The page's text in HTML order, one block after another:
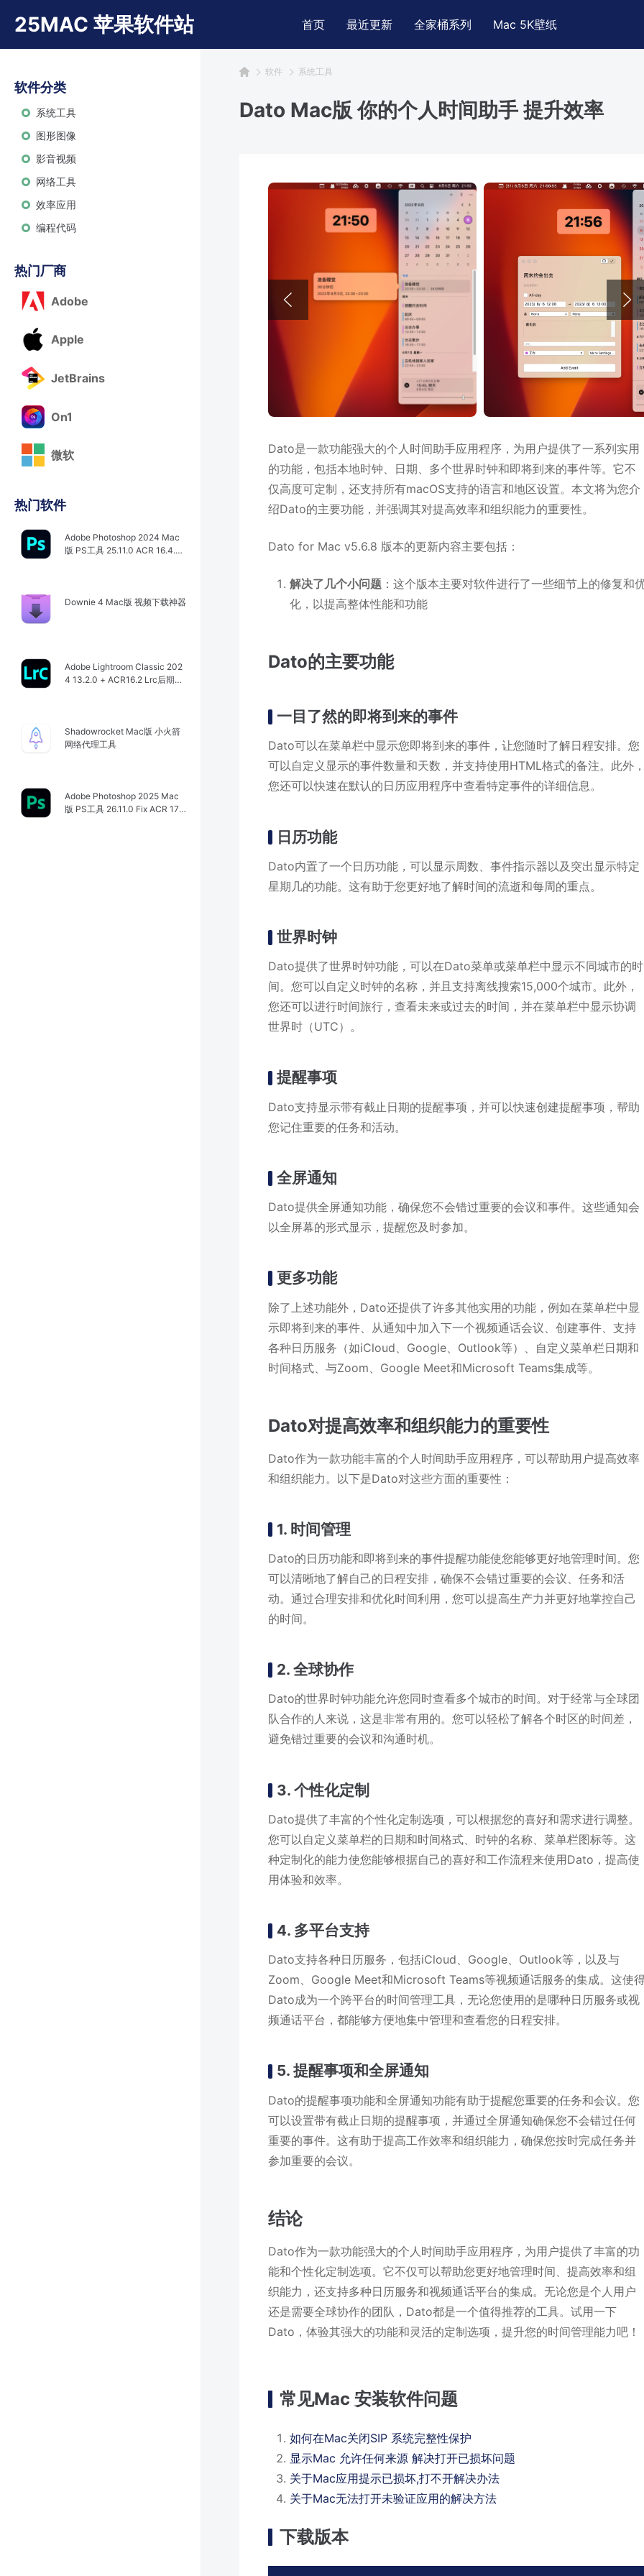
25MAC 苹果软件站 首页 最近更新 全家桶系列 Mac 5K壁纸
软件 系统工具
Dato Mac版 你的个人时间助手 提升效率
Dato是一款功能强大的个人时间助手应用程序，为用户提供了一系列实用
的功能，包括本地时钟、日期、多个世界时钟和即将到来的事件等。它不
仅高度可定制，还支持所有macOS支持的语言和地区设置。本文将为您介
绍Dato的主要功能，并强调其对提高效率和组织能力的重要性。
Dato for Mac v5.6.8 版本的更新内容主要包括：
解决了几个小问题 ：这个版本主要对软件进行了一些细节上的修复和
化，以提高整体性能和功能
Dato的主要功能
一目了然的即将到来的事件
Dato可以在菜单栏中显示您即将到来的事件，让您随时了解日程安排。您
可以自定义显示的事件数量和天数，并支持使用HTML格式的备注。此外
您还可以快速在默认的日历应用程序中查看特定事件的详细信息。
日历功能
Dato内置了一个日历功能，可以显示周数、事件指示器以及突出显示特定
星期几的功能。这有助于您更好地了解时间的流逝和每周的重点。
世界时钟
Dato提供了世界时钟功能，可以在Dato菜单或菜单栏中显示不同城市的时
间。您可以自定义时钟的名称，并且支持离线搜索15,000个城市。此外，
您还可以进行时间旅行，查看未来或过去的时间，并在菜单栏中显示协调
世界时（UTC）。
提醒事项
Dato支持显示带有截止日期的提醒事项，并可以快速创建提醒事项，帮助
您记住重要的任务和活动。
全屏通知
Dato提供全屏通知功能，确保您不会错过重要的会议和事件。这些通知会
以全屏幕的形式显示，提醒您及时参加。
更多功能
除了上述功能外，Dato还提供了许多其他实用的功能，例如在菜单栏中显
示即将到来的事件、从通知中加入下一个视频通话会议、创建事件、支持
各种日历服务（如iCloud、Google、Outlook等）、自定义菜单栏日期和
时间格式、与Zoom、Google Meet和Microsoft Teams集成等。
Dato对提高效率和组织能力的重要性
Dato作为一款功能丰富的个人时间助手应用程序，可以帮助用户提高效率
和组织能力。以下是Dato对这些方面的重要性：
1. 时间管理
Dato的日历功能和即将到来的事件提醒功能使您能够更好地管理时间。您
可以清晰地了解自己的日程安排，确保不会错过重要的会议、任务和活
动。通过合理安排和优化时间利用，您可以提高生产力并更好地掌控自己
的时间。
2. 全球协作
Dato的世界时钟功能允许您同时查看多个城市的时间。对于经常与全球团
队合作的人来说，这是非常有用的。您可以轻松了解各个时区的时间差，
避免错过重要的会议和沟通时机。
3. 个性化定制
Dato提供了丰富的个性化定制选项，可以根据您的喜好和需求进行调整。
您可以自定义菜单栏的日期和时间格式、时钟的名称、菜单栏图标等。这
种定制化的能力使您能够根据自己的喜好和工作流程来使用Dato，提高使
用体验和效率。
4. 多平台支持
Dato支持各种日历服务，包括iCloud、Google、Outlook等，以及与
Zoom、Google Meet和Microsoft Teams等视频通话服务的集成。这使
Dato成为一个跨平台的时间管理工具，无论您使用的是哪种日历服务或视
频通话平台，都能够方便地集中管理和查看您的日程安排。
5. 提醒事项和全屏通知
Dato的提醒事项功能和全屏通知功能有助于提醒您重要的任务和会议。您
可以设置带有截止日期的提醒事项，并通过全屏通知确保您不会错过任何
重要的事件。这有助于提高工作效率和组织能力，确保您按时完成任务并
参加重要的会议。
结论
Dato作为一款功能强大的个人时间助手应用程序，为用户提供了丰富的功
能和个性化定制选项。它不仅可以帮助您更好地管理时间、提高效率和组
织能力，还支持多种日历服务和视频通话平台的集成。无论您是个人用户
还是需要全球协作的团队，Dato都是一个值得推荐的工具。试用一下
Dato，体验其强大的功能和灵活的定制选项，提升您的时间管理能力吧！
常见Mac 安装软件问题
如何在Mac关闭SIP 系统完整性保护
显示Mac 允许任何来源 解决打开已损坏问题
关于Mac应用提示已损坏,打不开解决办法
关于Mac无法打开未验证应用的解决方法
下载版本
软件分类
系统工具
图形图像
影音视频
网络工具
效率应用
编程代码
热门厂商
Adobe
Apple
JetBrains
On1
微软
热门软件
Adobe Photoshop 2024 Mac
版 PS工具 25.11.0 ACR 16.4.0.
Downie 4 Mac版 视频下载神器
Adobe Lightroom Classic 202
4 13.2.0 + ACR16.2 Lrc后期图
Shadowrocket Mac版 小火箭
网络代理工具
Adobe Photoshop 2025 Mac
版 PS工具 26.11.0 Fix ACR 17.